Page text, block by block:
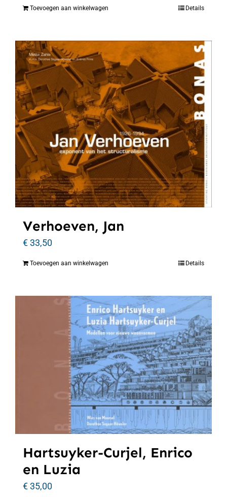
Toevoegen aan winkelwagen Details
Verhoeven, Jan
€33,50
Toevoegen aan winkelwagen Details
Hartsuyker-Curjel, Enrico
en Luzia
€35,00